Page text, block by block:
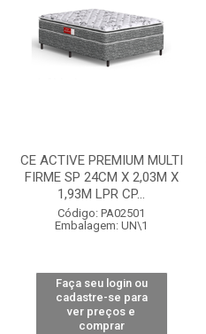
CE ACTIVE PREMIUM MULTI
FIRME SP 24CM X 2,03M X
1,93M LPR CP...
Código: PA02501
Embalagem: UN\1
Faça seu login ou
cadastre-se para
ver preços e
comprar